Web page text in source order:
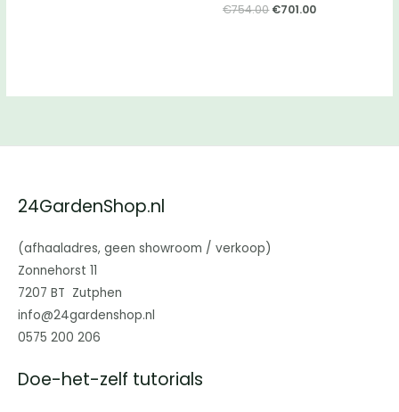
€754.00 Oorspronkelijke
€701.00Huidige
24GardenShop.nl
(afhaaladres, geen showroom / verkoop)
Zonnehorst 11
7207 BT Zutphen
info@24gardenshop.nl
0575 200 206
Doe-het-zelf tutorials